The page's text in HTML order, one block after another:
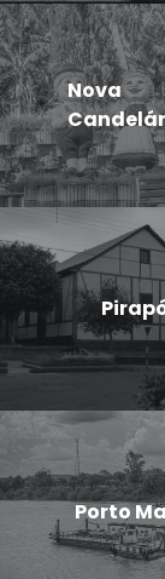
Nova
Porto